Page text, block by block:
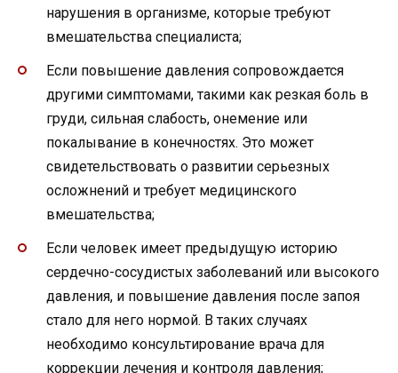
нарушения в организме, которые требуют
вмешательства специалиста;
Если повышение давления сопровождается
другими симптомами, такими как резкая боль в
груди, сильная слабость, онемение или
покалывание в конечностях. Это может
свидетельствовать о развитии серьезных
осложнений и требует медицинского
вмешательства;
Если человек имеет предыдущую историю
сердечно-сосудистых заболеваний или высокого
давления, и повышение давления после запоя
стало для него нормой. В таких случаях
необходимо консультирование врача для
коррекции лечения и контроля давления;